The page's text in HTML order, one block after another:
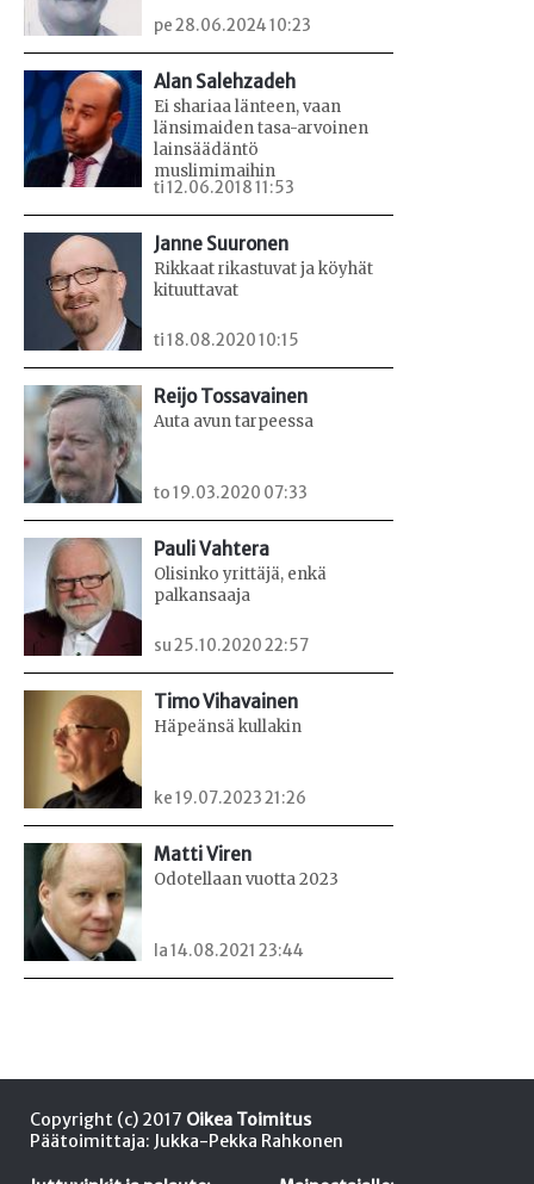
pe 28.06.2024 10:23
Alan Salehzadeh
Ei shariaa länteen, vaan
länsimaiden tasa-arvoinen
lainsäädäntö
muslimimaihin
ti 12.06.2018 11:53
Janne Suuronen
Rikkaat rikastuvat ja köyhät
kituuttavat
ti 18.08.2020 10:15
Reijo Tossavainen
Auta avun tarpeessa
to 19.03.2020 07:33
Pauli Vahtera
Olisinko yrittäjä, enkä
palkansaaja
su 25.10.2020 22:57
Timo Vihavainen
Häpeänsä kullakin
ke 19.07.2023 21:26
Matti Viren
Odotellaan vuotta 2023
la 14.08.2021 23:44
Copyright (c) 2017 Oikea Toimitus
Päätoimittaja: Jukka-Pekka Rahkonen